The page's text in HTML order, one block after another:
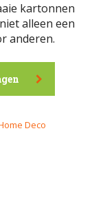
kartonnen
alleen een
anderen.
Deco